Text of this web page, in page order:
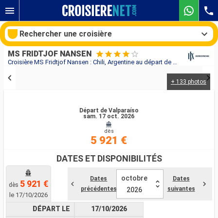
Croisière MS Fridtjof Nansen : Chili, Argentine au départ de Valparaíso
MS FRIDTJOF NANSEN
+ 133 photos
Départ de Valparaíso
sam. 17 oct. 2026
dès
5 921 €
DATES ET DISPONIBILITÉS
dès 5 921 €
le 17/10/2026
Dates
précédentes
octobre
2026
Dates
suivantes
DÉPART LE
17/10/2026
Rechercher une croisière
Rechercher